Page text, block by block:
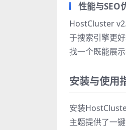
性能与SEO
HostCluster
于搜索引擎更
找一个既能展
安装与使用
安装
主题提供了一